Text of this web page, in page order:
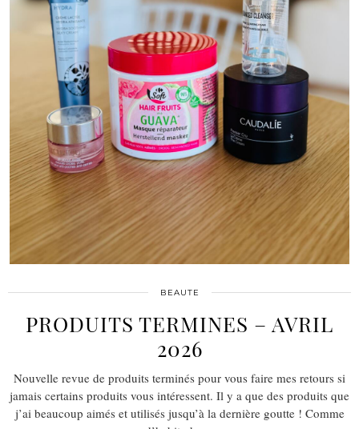
BEAUTE
PRODUITS TERMINES – AVRIL
2026
Nouvelle revue de produits terminés pour vous faire mes retours si
jamais certains produits vous intéressent. Il y a que des produits que
j’ai beaucoup aimés et utilisés jusqu’à la dernière goutte ! Comme